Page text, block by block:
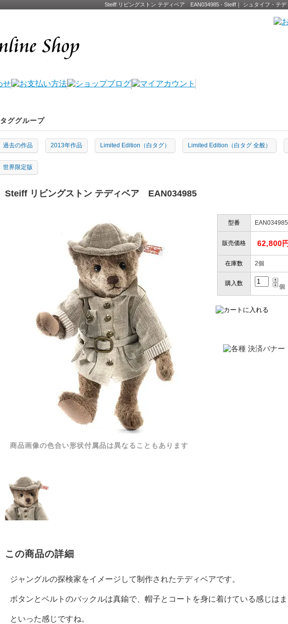
Steiff リビングストン テディベア EAN034985 - Steiff｜ シュタイフ・テデ
タググループ
過去の作品 2013年作品 Limited Edition（白タグ） Limited Edition（白タグ 全般）
世界限定版
Steiff リビングストン テディベア EAN034985
商品画像の色合い形状付属品は異なることもあります
型番 EAN034985
販売価格 62,800
在庫数 2個
購入数 個
この商品の詳細
ジャングルの探検家をイメージして制作されたテディベアです。
ボタンとベルトのバックルは真鍮で、帽子とコートを身に着けている感じは
といった感じですね。